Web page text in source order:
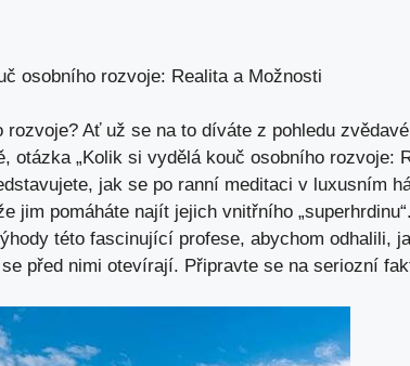
osobního rozvoje: Realita a Možnosti
Ať už ‌se⁣ na to díváte z pohledu
otázka ​„Kolik si vydělá kouč⁤ osobního rozvoje:
jak⁣ se ‌po ranní‍ meditaci v⁢ luxusním
jim pomáháte najít jejich vnitřního‍
této fascinující profese, abychom odhalili,
před nimi otevírají. Připravte se​ na seriozní